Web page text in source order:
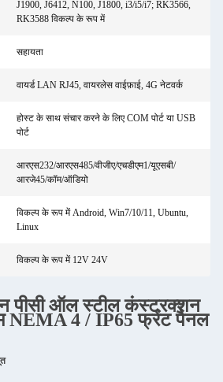
J1900, J6412, N100, J1800, i3/i5/i7; RK3566,
RK3588 विकल्प के रूप में
सहायता
वायर्ड LAN RJ45, वायरलेस वाईफ़ाई, 4G नेटवर्क
होस्ट के साथ संचार करने के लिए COM पोर्ट या USB
पोर्ट
आरएस232/आरएस485/वीजीए/एचडीएम1/यूएसबी/
आरजे45/कॉम/ऑडियो
विकल्प के रूप में Android, Win7/10/11, Ubuntu,
Linux
विकल्प के रूप में 12V 24V
पीसी ऑल स्टील कंस्ट्रक्शन
NEMA 4 / IP65 फ्रंट पैनल